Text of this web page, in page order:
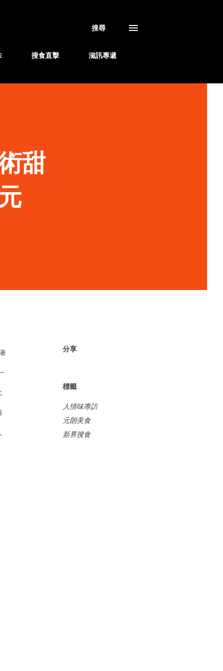
搜尋
搜食直擊 滋訊專遞
甜
分享
標籤
人情味專訪
元朗美食
新界搜食